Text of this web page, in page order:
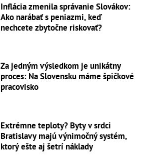
Inflácia zmenila správanie Slovákov:
Ako narábať s peniazmi, keď
nechcete zbytočne riskovať?
Za jedným výsledkom je unikátny
proces: Na Slovensku máme špičkové
pracovisko
Extrémne teploty? Byty v srdci
Bratislavy majú výnimočný systém,
ktorý ešte aj šetrí náklady